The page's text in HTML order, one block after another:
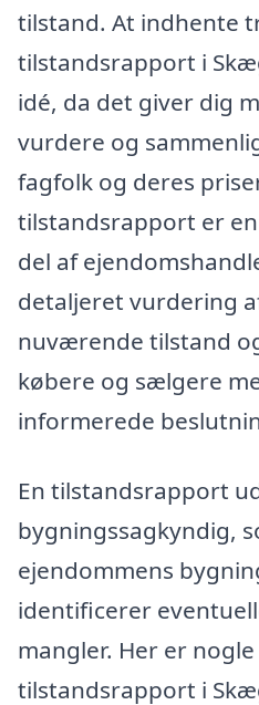
tilstand. At indhente
tilstandsrapport i
idé, da det giver dig
vurdere og
fagfolk og deres
tilstandsrapport er
del af
detaljeret vurdering
nuværende tilstand
købere og sælgere
informerede
En tilstandsrapport
bygningssagkyndig,
ejendommens
identificerer
mangler. Her er
tilstandsrapport i